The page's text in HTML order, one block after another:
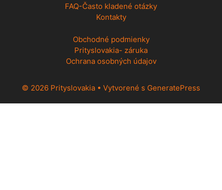
FAQ-Často kladené otázky
Kontakty
Obchodné podmienky
Prityslovakia- záruka
Ochrana osobných údajov
© 2026 Prityslovakia • Vytvorené s GeneratePress